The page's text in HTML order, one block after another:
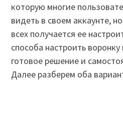
которую многие
видеть в своем аккаунте,
всех получается ее
способа настроить
готовое решение и
Далее разберем оба